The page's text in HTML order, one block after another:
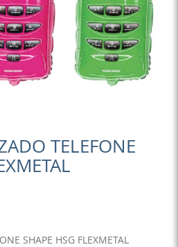
TELEFONE
SHAPE HSG FLEXMETAL